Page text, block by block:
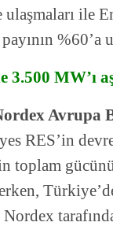
ile
%60’a
MW’ı
Avrupa
RES’in
toplam